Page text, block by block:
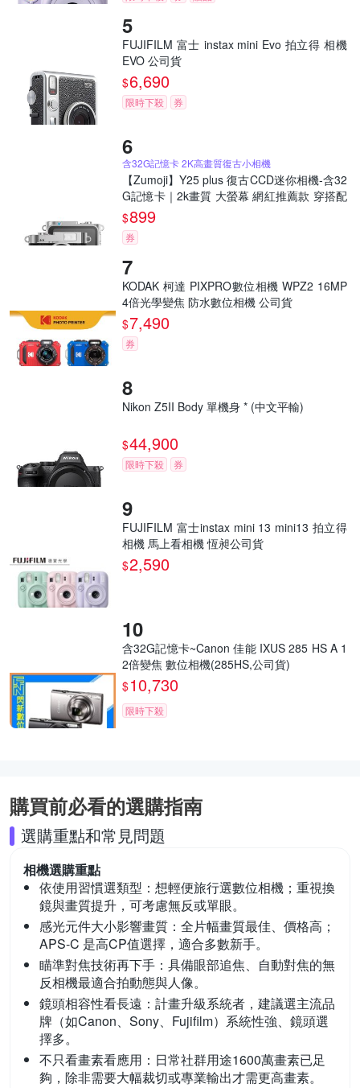
FUJIFILM 富士 instax mini Evo 拍立得 相機
EVO 公司貨
$6,690
限時下殺 券
含32G記憶卡 2K高畫質復古小相機
【Zumoji】Y25 plus 復古CCD迷你相機-含32
G記憶卡｜2k畫質 大螢幕 網紅推薦款 穿搭配
件 聖誕禮物
$899
券
KODAK 柯達 PIXPRO數位相機 WPZ2 16MP
4倍光學變焦 防水數位相機 公司貨
$7,490
券
Nikon Z5II Body 單機身 * (中文平輸)
$44,900
限時下殺 券
FUJIFILM 富士instax mini 13 mini13 拍立得
相機 馬上看相機 恆昶公司貨
$2,590
含32G記憶卡~Canon 佳能 IXUS 285 HS A 1
2倍變焦 數位相機(285HS,公司貨)
$10,730
限時下殺
購買前必看的選購指南
選購重點和常見問題
相機選購重點
依使用習慣選類型： 想輕便旅行選數位相機；重視換
鏡與畫質提升，可考慮無反或單眼。
感光元件大小影響畫質： 全片幅畫質最佳、價格高；
APS-C 是高CP值選擇，適合多數新手。
瞄準對焦技術再下手： 具備眼部追焦、自動對焦的無
反相機最適合拍動態與人像。
鏡頭相容性看長遠： 計畫升級系統者，建議選主流品
牌（如Canon、Sony、Fujifilm）系統性強、鏡頭選
擇多。
不只看畫素看應用： 日常社群用途1600萬畫素已足
夠，除非需要大幅裁切或專業輸出才需更高畫素。